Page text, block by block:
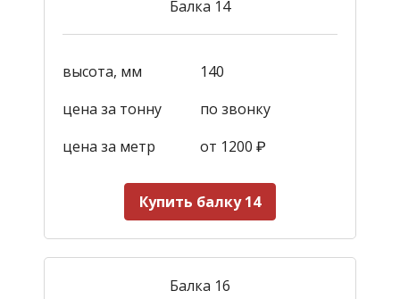
Балка 14
высота, мм
140
цена за тонну
по звонку
цена за метр
от 1200 ₽
Купить балку 14
Балка 16